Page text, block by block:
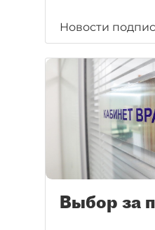
Новости
Выбор за